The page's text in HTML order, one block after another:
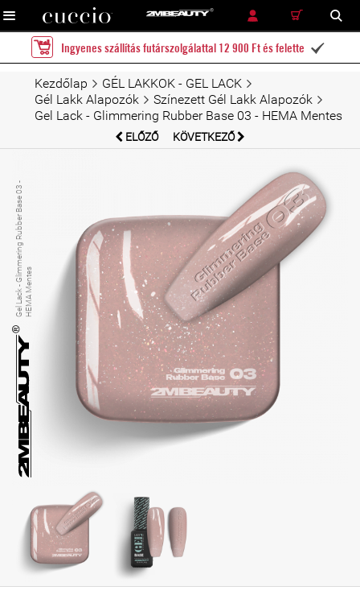
RÉSZLETES KERESÉS KERESÉS
Ingyenes szállítás futárszolgálattal 12 900 Ft és felette 
Kezdőlap
GÉL LAKKOK - GEL LACK
Gél Lakk Alapozók
Színezett Gél Lakk Alapozók
Gel Lack - Glimmering Rubber Base 03 - HEMA Mentes
ELŐZŐ KÖVETKEZŐ
G
el
L
a
c
k
-
Glim
m
e
ri
n
g
R
u
b
b
e
r
B
a
s
e
0
3
-
H
E
M
A
M
e
n
t
es